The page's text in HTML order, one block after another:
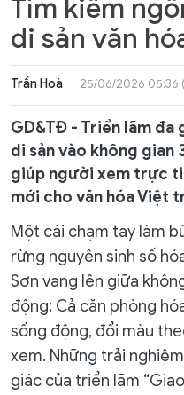
Tìm kiếm
di sản văn
Trần Hoà 25/06/2026 05:36
GD&TĐ - Triển lãm đa
di sản vào không
giúp người xem trực
mới cho văn hóa Việt
Một cái chạm tay làm
rừng nguyên sinh số
Sơn vang lên giữa
động; Cả căn phòng
sống động, đổi màu
xem. Những trải
giác của triển lãm